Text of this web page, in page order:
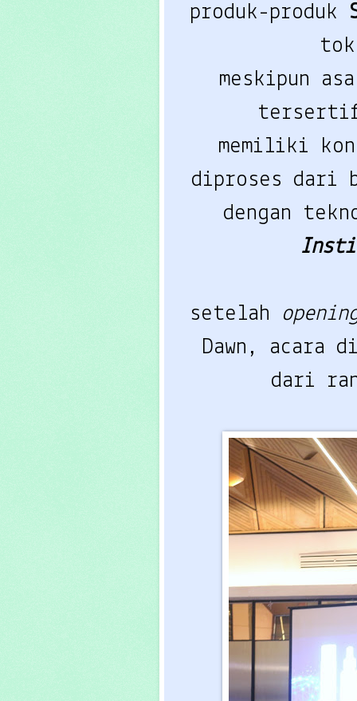
produk-produk
meskipun
memiliki
diproses dari
dengan
setelah
Dawn, acara
dari